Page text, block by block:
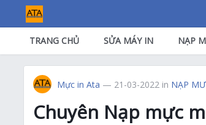
TRANG CHỦ SỬA MÁY IN NẠP
Mực in Ata — 21-03-2022 in NẠP
Chuyên Nạp mực